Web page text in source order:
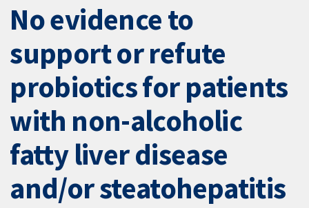
No evidence to
support or refute
probiotics for patients
with non-alcoholic
fatty liver disease
and/or steatohepatitis